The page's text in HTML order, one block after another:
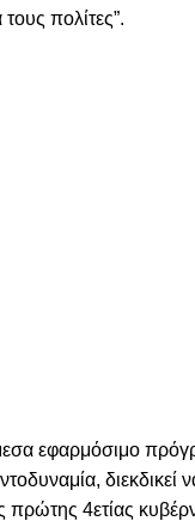
πολίτες”.
εφαρμόσιμο
διεκδικεί
πρώτης 4ετίας